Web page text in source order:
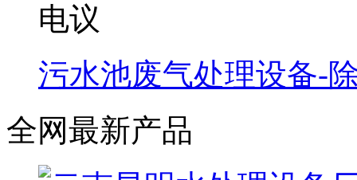
电议
污水池废气处理设备-
全网最新产品